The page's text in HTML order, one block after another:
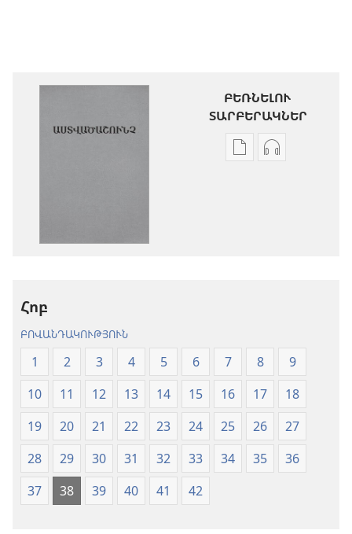
ԲԵՌՆԵԼՈՒ
ՏԱՐԲԵՐԱԿՆԵՐ
Թվային
Հոբ
ԲՈՎԱՆԴԱԿՈՒԹՅՈՒՆ
1 2 3 4 5 6 7 8
9
10
11 12 13 14 15 16 17
18
19
20 21 22 23 24 25 26
27
28
29 30 31 32 33 34 35
36
37
38 39 40 41 42